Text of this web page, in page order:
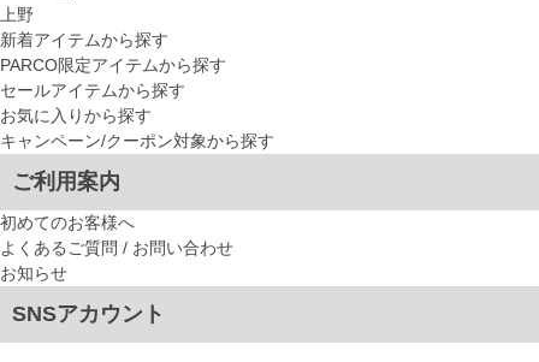
上野
新着アイテムから探す
PARCO限定アイテムから探す
セールアイテムから探す
お気に入りから探す
キャンペーン/クーポン対象から探す
ご利用案内
初めてのお客様へ
よくあるご質問 / お問い合わせ
お知らせ
SNSアカウント